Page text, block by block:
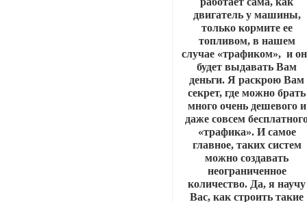
двигатель у машины,
только кормите ее
топливом, в нашем
случае «трафиком», и
будет выдавать Вам
деньги. Я раскрою Вам
секрет, где можно брать
много очень дешевого и
даже совсем
«трафика». И самое
главное, таких систем
можно создавать
неограниченное
количество. Да, я научу
Вас, как строить такие